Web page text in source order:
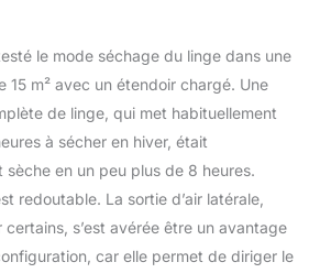
le mode séchage du linge dans une
15 m² avec un étendoir chargé. Une
de linge, qui met habituellement
à sécher en hiver, était
sèche en un peu plus de 8 heures.
redoutable. La sortie d’air latérale,
s’est avérée être un avantage
car elle permet de diriger le